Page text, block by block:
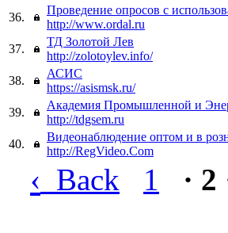
36.
Проведение опросов с
http://www.ordal.ru
37.
ТД Золотой Лев
http://zolotoylev.info/
38.
АСИС
https://asismsk.ru/
39.
Академия Промышленной и
http://tdgsem.ru
40.
Видеонаблюдение оптом и в
http://RegVideo.Com
‹ Back 1 · 2